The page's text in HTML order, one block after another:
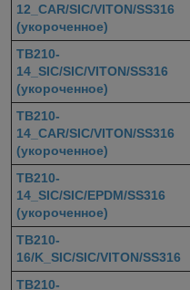
12_CAR/SIC/VITON/SS316
(укороченное)
TB210-
14_SIC/SIC/VITON/SS316
(укороченное)
TB210-
14_CAR/SIC/VITON/SS316
(укороченное)
TB210-
14_SIC/SIC/EPDM/SS316
(укороченное)
TB210-
16/K_SIC/SIC/VITON/SS316
TB210-